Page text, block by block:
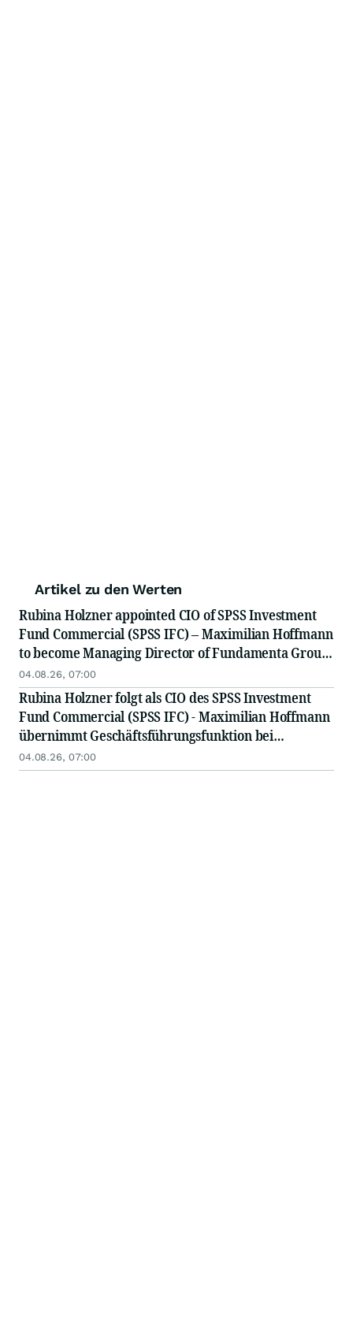
Artikel zu den Werten
Rubina Holzner appointed CIO of SPSS Investment
Fund Commercial (SPSS IFC) – Maximilian Hoffmann
to become Managing Director of Fundamenta Group
Deutschland
04.08.26, 07:00
Rubina Holzner folgt als CIO des SPSS Investment
Fund Commercial (SPSS IFC) - Maximilian Hoffmann
übernimmt Geschäftsführungsfunktion bei
Fundamenta Group Deutschland
04.08.26, 07:00